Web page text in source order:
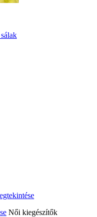
Női kiegészítők